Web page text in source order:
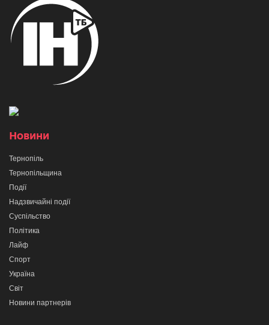
Новини
Тернопіль
Тернопільщина
Події
Надзвичайні події
Суспільство
Політика
Лайф
Спорт
Україна
Світ
Новини партнерів